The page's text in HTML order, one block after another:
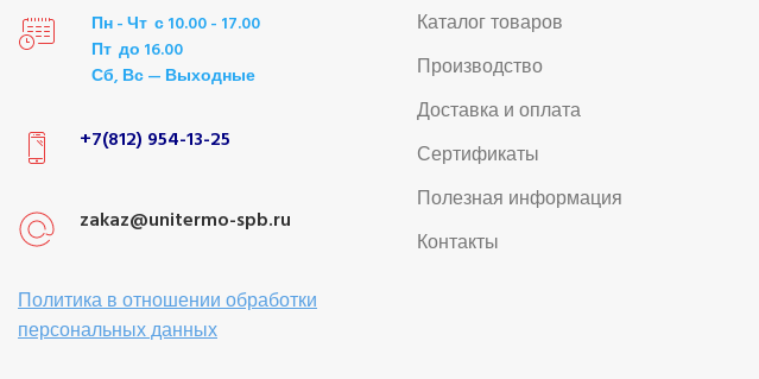
Пн - Чт с 10.00 - 17.00
Пт до 16.00
Сб, Вс — Выходные
+7(812) 954-13-25
zakaz@unitermo-spb.ru
Политика в отношении обработки
персональных данных
Каталог товаров
Производство
Доставка и оплата
Сертификаты
Полезная информация
Контакты